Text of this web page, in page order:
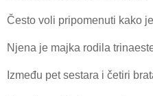
Često voli pripomenuti kako
Njena je majka rodila
Između pet sestara i četiri